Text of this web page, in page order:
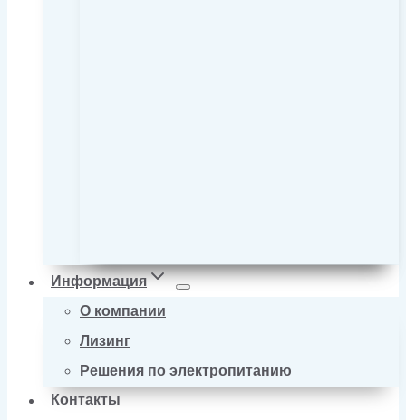
Информация
О компании
Лизинг
Решения по электропитанию
Контакты